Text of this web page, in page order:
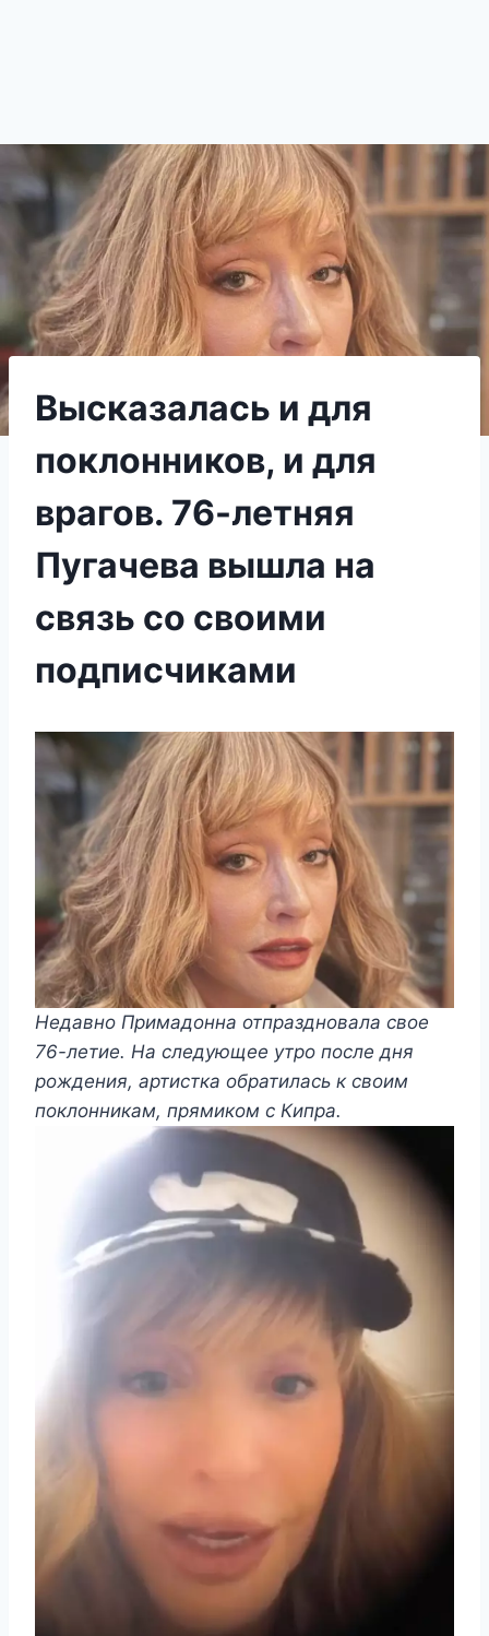
Высказалась и для
поклонников, и для
врагов. 76-летняя
Пугачева вышла на
связь со своими
подписчиками
Недавно Примадонна отпраздновала свое
76-летие. На следующее утро после дня
рождения, артистка обратилась к своим
поклонникам, прямиком с Кипра.